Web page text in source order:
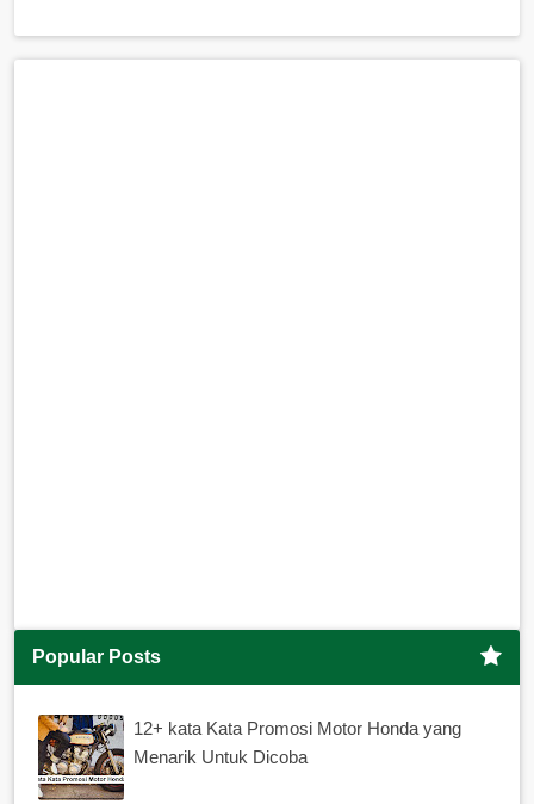
Popular Posts
12+ kata Kata Promosi Motor Honda yang
Menarik Untuk Dicoba